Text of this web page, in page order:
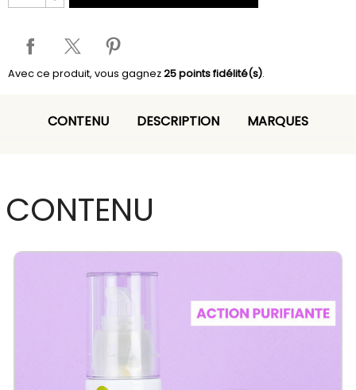
Avec ce produit, vous gagnez25points fidélité(s).
CONTENU DESCRIPTION MARQUES
CONTENU